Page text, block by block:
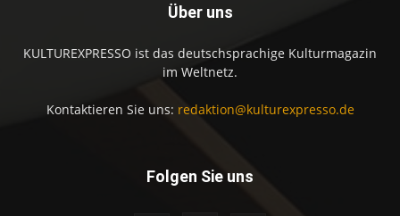
Über uns
KULTUREXPRESSO ist das deutschsprachige Kulturmagazin
im Weltnetz.
Kontaktieren Sie uns: redaktion@kulturexpresso.de
Folgen Sie uns